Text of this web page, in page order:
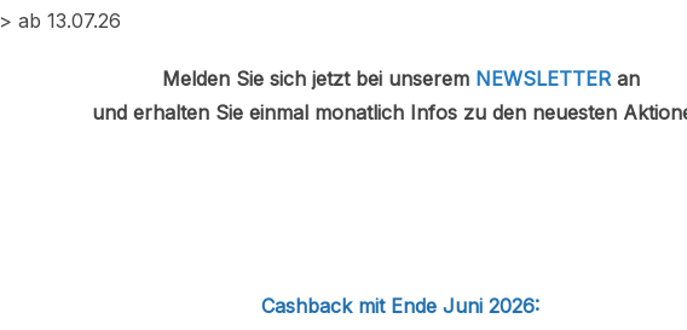
> ab 13.07.26
Melden Sie sich jetzt bei unserem NEWSLETTERan
und erhalten Sie einmal monatlich Infos zu den neuesten
Cashback mit Ende Juni 2026: